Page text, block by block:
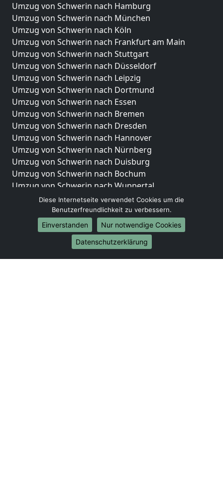
Umzug von Schwerin nach Hamburg
Umzug von Schwerin nach München
Umzug von Schwerin nach Köln
Umzug von Schwerin nach Frankfurt am Main
Umzug von Schwerin nach Stuttgart
Umzug von Schwerin nach Düsseldorf
Umzug von Schwerin nach Leipzig
Umzug von Schwerin nach Dortmund
Umzug von Schwerin nach Essen
Umzug von Schwerin nach Bremen
Umzug von Schwerin nach Dresden
Umzug von Schwerin nach Hannover
Umzug von Schwerin nach Nürnberg
Umzug von Schwerin nach Duisburg
Umzug von Schwerin nach Bochum
Umzug von Schwerin nach Wuppertal
Umzug von Schwerin nach Bielefeld
Umzug von Schwerin nach Bonn
Umzug von Schwerin nach Münster
Internationale-Umzüge
Umzug von Schwerin nach Brasilien
Diese Internetseite verwendet Cookies um die
Benutzerfreundlichkeit zu verbessern.
Einverstanden
Nur notwendige Cookies
Datenschutzerklärung